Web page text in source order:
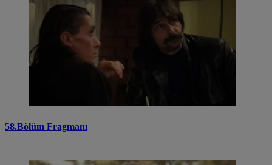
58.Bölüm Fragmanı